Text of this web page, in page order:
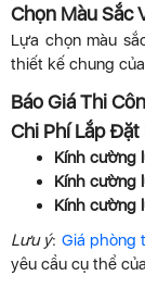
Chọn Màu Sắc
Lựa chọn màu
thiết kế chung
Báo Giá Thi
Chi Phí Lắp
Kính cường
Kính cường
Kính cường
Lưu ý: Giá phòng
yêu cầu cụ thể